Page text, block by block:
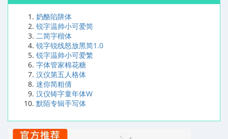
奶酪陷阱体
锐字温帅小可爱简
二简字楷体
锐字锐线怒放黑简1.0
锐字温帅小可爱繁
字体管家棉花糖
汉仪第五人格体
迷你简粗倩
汉仪铸字童年体W
默陌专辑手写体